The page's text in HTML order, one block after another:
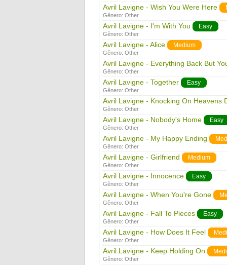
Avril Lavigne - Wish You Were Here
Gênero: Other
Avril Lavigne - I'm With You Easy
Gênero: Other
Avril Lavigne - Alice Medium
Gênero: Other
Avril Lavigne - Everything Back But
Gênero: Other
Avril Lavigne - Together Easy
Gênero: Other
Avril Lavigne - Knocking On Heavens
Gênero: Other
Avril Lavigne - Nobody's Home Easy
Gênero: Other
Avril Lavigne - My Happy Ending
Gênero: Other
Avril Lavigne - Girlfriend Medium
Gênero: Other
Avril Lavigne - Innocence Easy
Gênero: Other
Avril Lavigne - When You're Gone
Gênero: Other
Avril Lavigne - Fall To Pieces Easy
Gênero: Other
Avril Lavigne - How Does It Feel
Gênero: Other
Avril Lavigne - Keep Holding On
Gênero: Other